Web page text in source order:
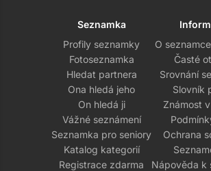
Seznamka
Profily seznamky
Fotoseznamka
Hledat partnera
Ona hledá jeho
On hledá ji
Vážné seznámení
Seznamka pro seniory
Katalog kategorií
Registrace zdarma
O
Časté
Srovnání
Slovník
Známost
Ochrana
Nápověda k